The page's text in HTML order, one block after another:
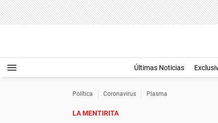
Últimas Noticias
Política Coronavirus Plasma
LA MENTIRITA